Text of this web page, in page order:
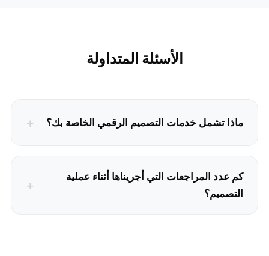
الأسئلة المتداولة
ماذا تشمل خدمات التصميم الرقمي الخاصة بك؟
كم عدد المراجعات التي أجريناها أثناء عملية
التصميم؟